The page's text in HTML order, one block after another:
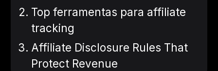
Top ferramentas para affiliate
tracking
Affiliate Disclosure Rules That
Protect Revenue